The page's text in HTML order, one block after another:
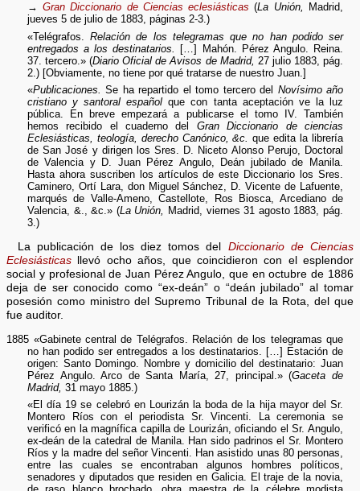
→Gran Diccionario de Ciencias eclesiásticas (La Unión,
Madrid,
jueves 5 de julio de 1883, páginas 2-3.)
«Telégrafos.Relación de los telegramas que no han podido ser
entregados a los destinatarios.
[…] Mahón. Pérez Angulo. Reina.
37. tercero.» (Diario Oficial de Avisos de Madrid, 27 julio 1883, pág.
2.) [Obviamente, no tiene por qué tratarse de nuestro Juan.]
«Publicaciones. Se ha repartido el tomo tercero del Novísimo año
cristiano y santoral español que con tanta aceptación ve la luz
pública. En breve empezará a publicarse el tomo IV. También
hemos recibido el cuaderno del Gran Diccionario de ciencias
Eclesiásticas, teología, derecho Canónico, &c. que edita la librería
de San José y dirigen los Sres. D. Niceto Alonso Perujo, Doctoral
de Valencia y D. Juan Pérez Angulo, Deán jubilado de Manila.
Hasta ahora suscriben los artículos de este Diccionario los Sres.
Caminero, Ortí Lara, don Miguel Sánchez, D. Vicente de Lafuente,
marqués de Valle-Ameno, Castellote, Ros Biosca, Arcediano de
Valencia, &., &c.» (La Unión, Madrid, viernes 31 agosto 1883, pág.
3.)
La publicación de los diez tomos del Diccionario de Ciencias
Eclesiásticas llevó ocho años, que coincidieron con el esplendor
social y profesional de Juan Pérez Angulo, que en octubre de 1886
deja de ser conocido como “ex-deán” o “deán jubilado” al tomar
posesión como ministro del Supremo Tribunal de la Rota, del que
fue auditor.
1885 «Gabinete central de Telégrafos. Relación de los telegramas que
no han podido ser entregados a los destinatarios. […] Estación de
origen: Santo Domingo. Nombre y domicilio del destinatario: Juan
Pérez Angulo. Arco de Santa María, 27, principal.» (Gaceta de
Madrid, 31 mayo 1885.)
«El día 19 se celebró en Lourizán la boda de la hija mayor del Sr.
Montero Ríos con el periodista Sr. Vincenti. La ceremonia se
verificó en la magnífica capilla de Lourizán, oficiando el Sr. Angulo,
ex-deán de la catedral de Manila. Han sido padrinos el Sr. Montero
Ríos y la madre del señor Vincenti. Han asistido unas 80 personas,
entre las cuales se encontraban algunos hombres políticos,
senadores y diputados que residen en Galicia. El traje de la novia,